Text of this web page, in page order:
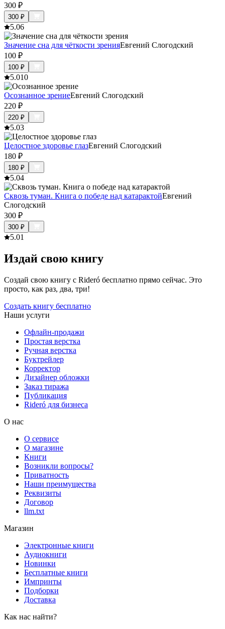
300 ₽
300 ₽
5.06
Значение сна для чёткости зренияЕвгений Слогодский
100 ₽
100 ₽
5.010
Осознанное зрениеЕвгений Слогодский
220 ₽
220 ₽
5.03
Целостное здоровье глазЕвгений Слогодский
180 ₽
180 ₽
5.04
Сквозь туман. Книга о победе над катарактойЕвгений
Слогодский
300 ₽
300 ₽
5.01
Издай свою книгу
Создай свою книгу с Rideró бесплатно прямо сейчас. Это
просто, как раз, два, три!
Создать книгу бесплатно
Наши услуги
Офлайн-продажи
Простая верстка
Ручная верстка
Буктрейлер
Корректор
Дизайнер обложки
Заказ тиража
Публикация
Rideró для бизнеса
О нас
О сервисе
О магазине
Книги
Возникли вопросы?
Приватность
Наши преимущества
Реквизиты
Договор
llm.txt
Магазин
Электронные книги
Аудиокниги
Новинки
Бесплатные книги
Импринты
Подборки
Доставка
Как нас найти?